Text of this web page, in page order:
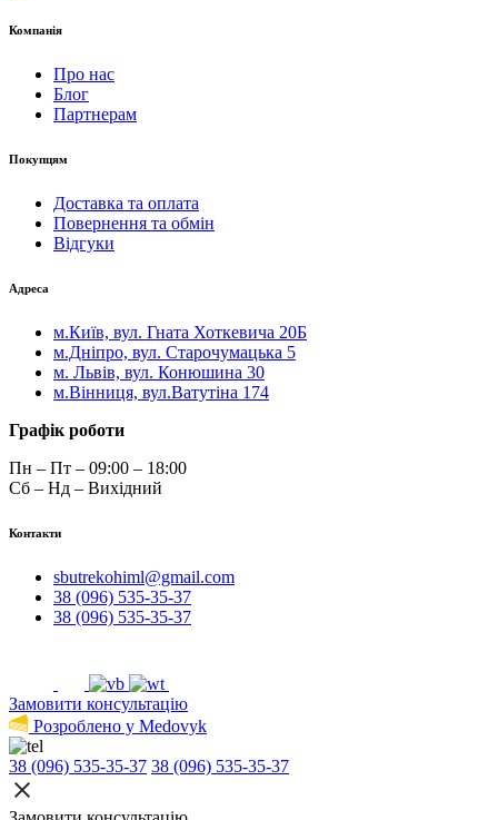
Компанія
Про нас
Блог
Партнерам
Покупцям
Доставка та оплата
Повернення та обмін
Відгуки
Адреса
м.Київ, вул. Гната Хоткевича 20Б
м.Дніпро, вул. Старочумацька 5
м. Львів, вул. Конюшина 30
м.Вінниця, вул.Ватутіна 174
Графік роботи
Пн – Пт – 09:00 – 18:00
Сб – Нд – Вихідний
Контакти
sbutrekohiml@gmail.com
38 (096) 535-35-37
38 (096) 535-35-37
Замовити консультацію
Розроблено у Medovyk
38 (096) 535-35-37 38 (096) 535-35-37